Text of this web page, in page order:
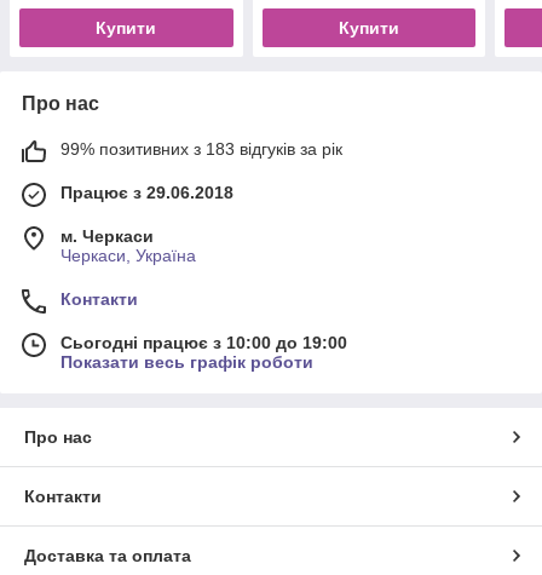
Купити Купити
Про нас
99% позитивних з 183 відгуків за рік
Працює з 29.06.2018
м. Черкаси
Черкаси, Україна
Контакти
Сьогодні працює з 10:00 до 19:00
Показати весь графік роботи
Про нас
Контакти
Доставка та оплата